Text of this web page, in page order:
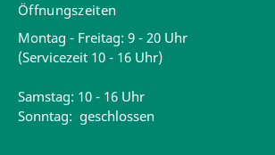
Öffnungszeiten
Montag - Freitag: 9 - 20 Uhr
(Servicezeit 10 - 16 Uhr)
Samstag: 10 - 16 Uhr
Sonntag: geschlossen